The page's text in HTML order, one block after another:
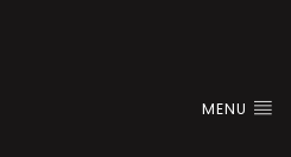
MENU